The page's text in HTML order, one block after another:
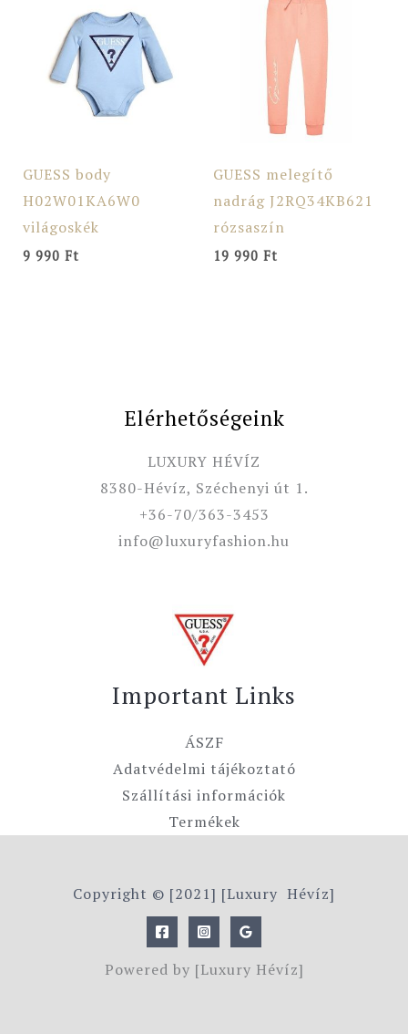
GUESS body
H02W01KA6W0
világoskék
9 990 Ft
GUESS melegítő
nadrág J2RQ34KB621
rózsaszín
19 990 Ft
Elérhetőségeink
LUXURY HÉVÍZ
8380-Hévíz, Széchenyi út 1.
+36-70/363-3453
info@luxuryfashion.hu
Important Links
ÁSZF
Adatvédelmi tájékoztató
Szállítási információk
Termékek
Copyright © [2021] [Luxury Hévíz]
Powered by [Luxury Hévíz]